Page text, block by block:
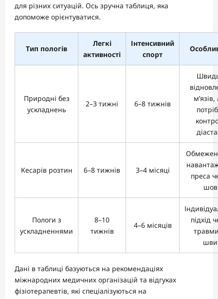
для різних ситуацій. Ось зручна таблиця, яка
допоможе орієнтуватися.
Тип пологів
Легкі
активності
Інтенсивний
спорт
Природні без
ускладнень
2–3 тижні 6–8 тижнів
Кесарів розтин 6–8 тижнів 3–4 місяці
преса
Пологи з
ускладненнями
8–10
тижнів
4–6 місяців
підхід
Дані в таблиці базуються на рекомендаціях
міжнародних медичних організацій та відгуках
фізіотерапевтів, які спеціалізуються на